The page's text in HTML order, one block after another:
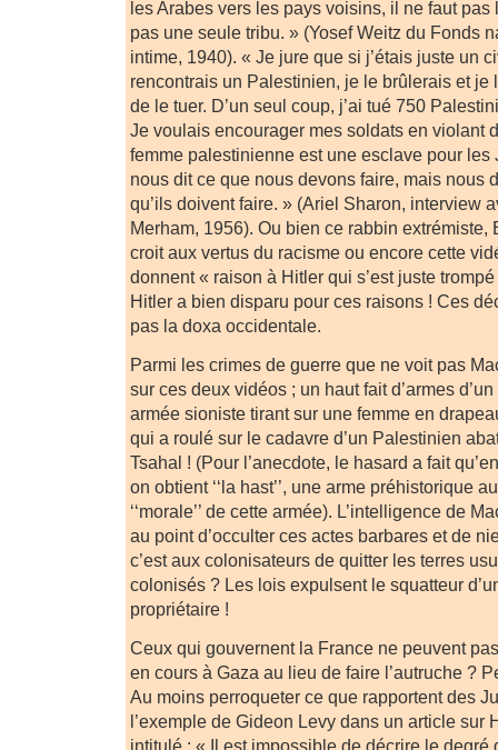
les Arabes vers les pays voisins, il ne faut
pas une seule tribu. » (Yosef Weitz du Fonds
intime, 1940). « Je jure que si j’étais juste un
rencontrais un Palestinien, je le brûlerais et je
de le tuer. D’un seul coup, j’ai tué 750
Je voulais encourager mes soldats en violant
femme palestinienne est une esclave pour
nous dit ce que nous devons faire, mais nous
qu’ils doivent faire. » (Ariel Sharon, interview
Merham, 1956). Ou bien ce rabbin extrémiste,
croit aux vertus du racisme ou encore cette
donnent « raison à Hitler qui s’est juste
Hitler a bien disparu pour ces raisons ! Ces
pas la doxa occidentale.
Parmi les crimes de guerre que ne voit pas
sur ces deux vidéos ; un haut fait d’armes
armée sioniste tirant sur une femme en
qui a roulé sur le cadavre d’un Palestinien
Tsahal ! (Pour l’anecdote, le hasard a fait
on obtient ‘‘la hast’’, une arme préhistorique
‘‘morale’’ de cette armée). L’intelligence de
au point d’occulter ces actes barbares et de
c’est aux colonisateurs de quitter les terres
colonisés ? Les lois expulsent le squatteur
propriétaire !
Ceux qui gouvernent la France ne peuvent
en cours à Gaza au lieu de faire l’autruche ?
Au moins perroqueter ce que rapportent des
l’exemple de Gideon Levy dans un article sur
intitulé : « Il est impossible de décrire le degré